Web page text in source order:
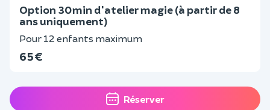
Option 30min d'atelier magie (à partir de 8
ans uniquement)
Pour 12 enfants maximum
65 €
Réserver